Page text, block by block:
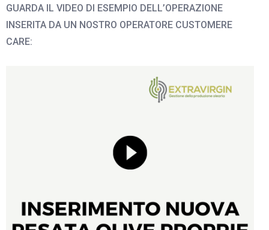
GUARDA IL VIDEO DI ESEMPIO DELL’OPERAZIONE
INSERITA DA UN NOSTRO OPERATORE CUSTOMERE
CARE: